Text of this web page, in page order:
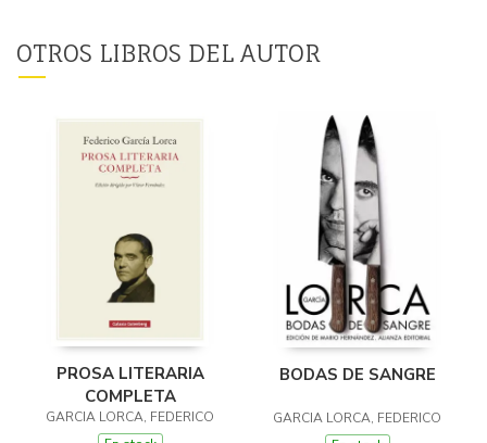
OTROS LIBROS DEL AUTOR
PROSA LITERARIA
COMPLETA
GARCIA LORCA, FEDERICO
BODAS DE SANGRE
GARCIA LORCA, FEDERICO